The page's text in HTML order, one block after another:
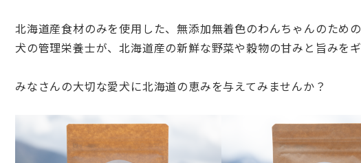
北海道産食材のみを使用した、無添加無着色のわんちゃんのための
犬の管理栄養士が、北海道産の新鮮な野菜や穀物の甘みと旨みをギ
みなさんの大切な愛犬に北海道の恵みを与えてみませんか？